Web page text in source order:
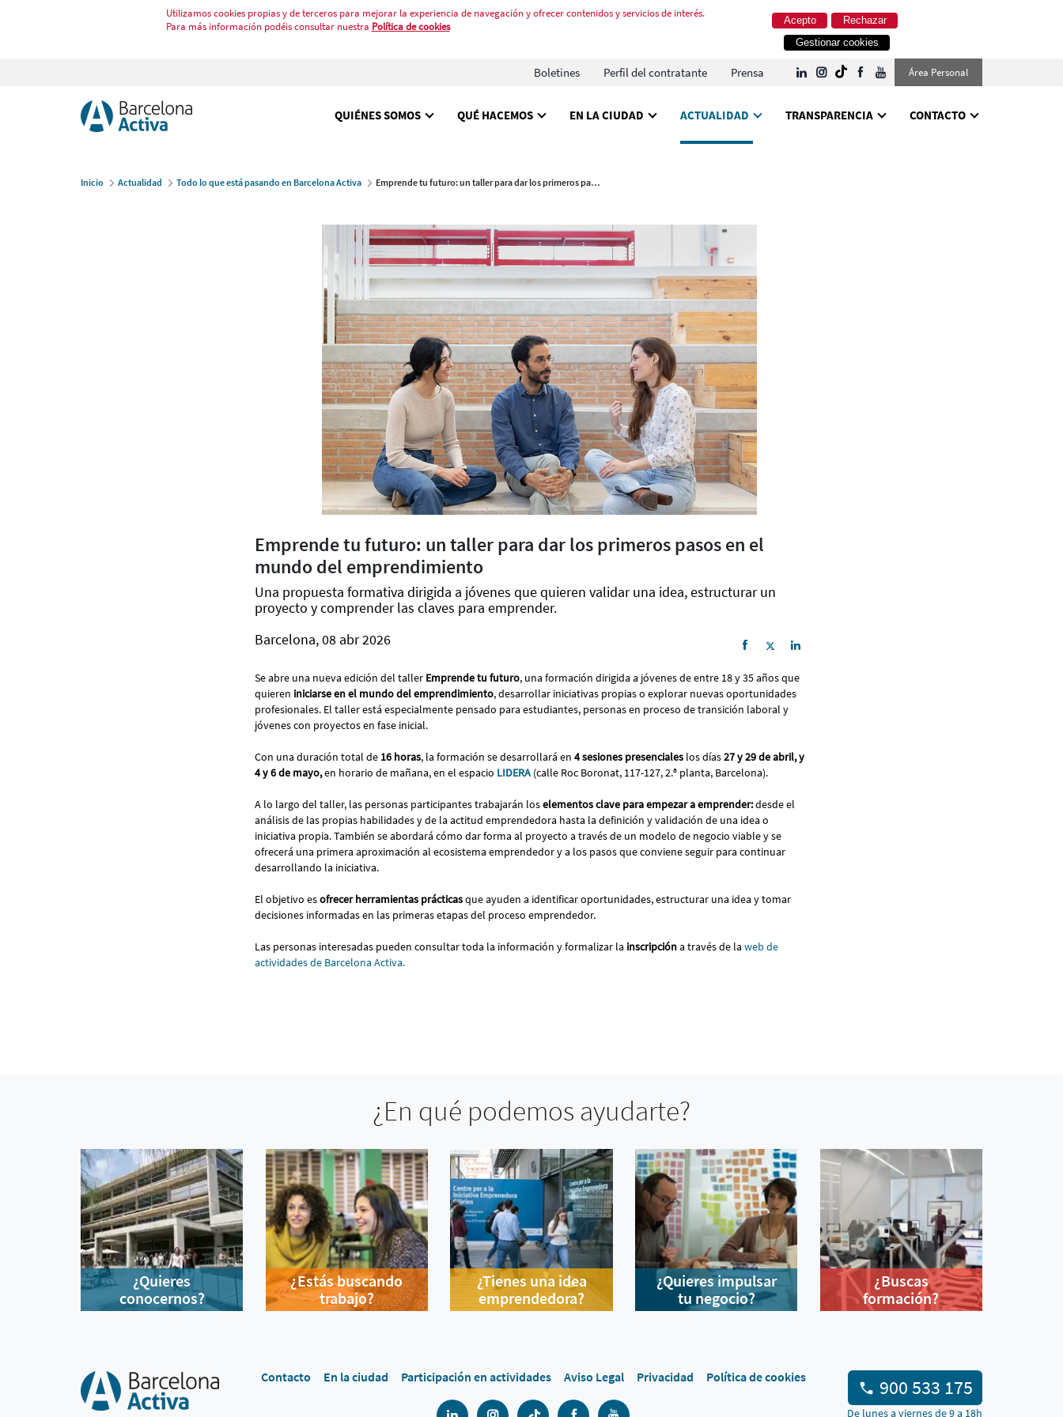
Utilizamos cookies propias y de terceros para mejorar la experiencia de navegación y ofrecer contenidos y servicios de interés.
Para más información podéis consultar nuestra Política de cookies Rechazar
Acepto
Gestionar cookies
Boletines Perfil del contratante Prensa Área Personal
QUIÉNES SOMOS QUÉ HACEMOS EN LA CIUDAD ACTUALIDAD TRANSPARENCIA CONTACTO
Inicio Actualidad Todo lo que está pasando en Barcelona Activa Emprende tu futuro: un taller para dar los primeros pasos en el mundo del emprendimiento
Emprende tu futuro: un taller para dar los primeros pasos en el
mundo del emprendimiento
Una propuesta formativa dirigida a jóvenes que quieren validar una idea, estructurar un
proyecto y comprender las claves para emprender.
Barcelona, 08 abr 2026
Se abre una nueva edición del taller Emprende tu futuro, una formación dirigida a jóvenes de entre 18 y 35 años que
quieren iniciarse en el mundo del emprendimiento, desarrollar iniciativas propias o explorar nuevas oportunidades
profesionales. El taller está especialmente pensado para estudiantes, personas en proceso de transición laboral y
jóvenes con proyectos en fase inicial.
Con una duración total de 16 horas, la formación se desarrollará en 4 sesiones presenciales los días27 y 29 de abril, y
4 y 6 de mayo,en horario de mañana, en el espacio LIDERA (calle Roc Boronat, 117-127, 2.ª planta, Barcelona).
A lo largo del taller, las personas participantes trabajarán loselementos clave para empezar a emprender:desde el
análisis de las propias habilidades y de la actitud emprendedora hasta la definición y validación de una idea o
iniciativa propia. También se abordará cómo dar forma al proyecto a través de un modelo de negocio viable y se
ofrecerá una primera aproximación al ecosistema emprendedor y a los pasos que conviene seguir para continuar
desarrollando la iniciativa.
El objetivo esofrecer herramientas prácticasque ayuden a identificar oportunidades, estructurar una idea y tomar
decisiones informadas en las primeras etapas del proceso emprendedor.
Las personas interesadas pueden consultar toda la información y formalizar la inscripcióna través de la web de
actividades de Barcelona Activa.
¿En qué podemos ayudarte?
¿Quieres
conocernos?
¿Estás buscando
trabajo?
¿Tienes una idea
emprendedora?
¿Quieres impulsar
tu negocio?
¿Buscas
formación?
Contacto En la ciudad Participación en actividades Aviso Legal Privacidad Política de cookies 900 533 175
De lunes a viernes de 9 a 18h